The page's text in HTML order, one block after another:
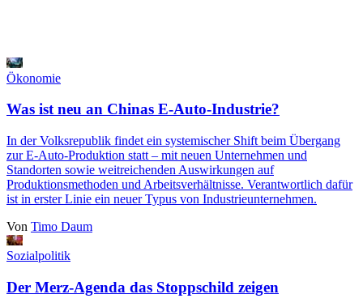
Ökonomie
Was ist neu an Chinas E-Auto-Industrie?
In der Volksrepublik findet ein systemischer Shift beim Übergang
zur E-Auto-Produktion statt ‒ mit neuen Unternehmen und
Standorten sowie weitreichenden Auswirkungen auf
Produktionsmethoden und Arbeitsverhältnisse. Verantwortlich dafür
ist in erster Linie ein neuer Typus von Industrieunternehmen.
Von Timo Daum
Sozialpolitik
Der Merz-Agenda das Stoppschild zeigen